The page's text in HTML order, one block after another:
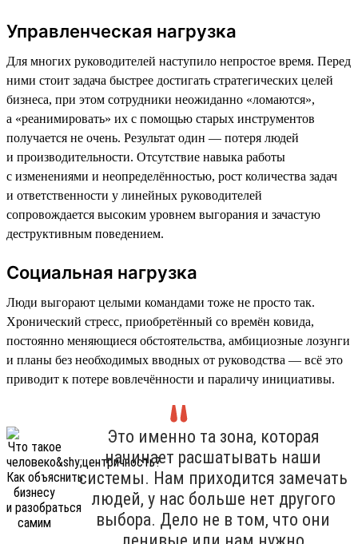
Управленческая нагрузка
Для многих руководителей наступило непростое время. Перед
ними стоит задача быстрее достигать стратегических целей
бизнеса, при этом сотрудники неожиданно «ломаются»,
а «реанимировать» их с помощью старых инструментов
получается не очень. Результат один — потеря людей
и производительности. Отсутствие навыка работы
с изменениями и неопределённостью, рост количества задач
и ответственности у линейных руководителей
сопровождается высоким уровнем выгорания и зачастую
деструктивным поведением.
Социальная нагрузка
Люди выгорают целыми командами тоже не просто так.
Хронический стресс, приобретённый со времён ковида,
постоянно меняющиеся обстоятельства, амбициозные лозунги
и планы без необходимых вводных от руководства — всё это
приводит к потере вовлечённости и параличу инициативы.
Это именно та зона, которая
начинает расшатывать наши
системы. Нам приходится замечать
людей, у нас больше нет другого
выбора. Дело не в том, что они